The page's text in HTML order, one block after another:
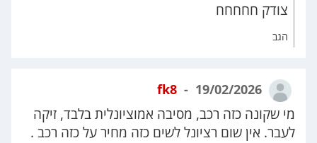
צודק חחחחח
הגב
fk8 19/02/2026
מי שקונה כזה רכב, מסיבה אמוציונלית בלבד, זיקה
לעבר. אין שום רציונל לשים כזה מחיר על כזה רכב .